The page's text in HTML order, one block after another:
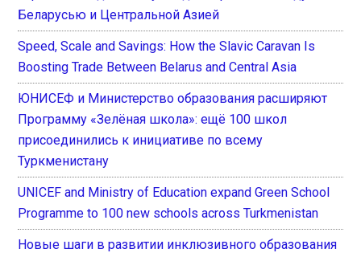
Беларусью и Центральной Азией
Speed, Scale and Savings: How the Slavic Caravan Is
Boosting Trade Between Belarus and Central Asia
ЮНИСЕФ и Министерство образования расширяют
Программу «Зелёная школа»: ещё 100 школ
присоединились к инициативе по всему
Туркменистану
UNICEF and Ministry of Education expand Green School
Programme to 100 new schools across Turkmenistan
Новые шаги в развитии инклюзивного образования